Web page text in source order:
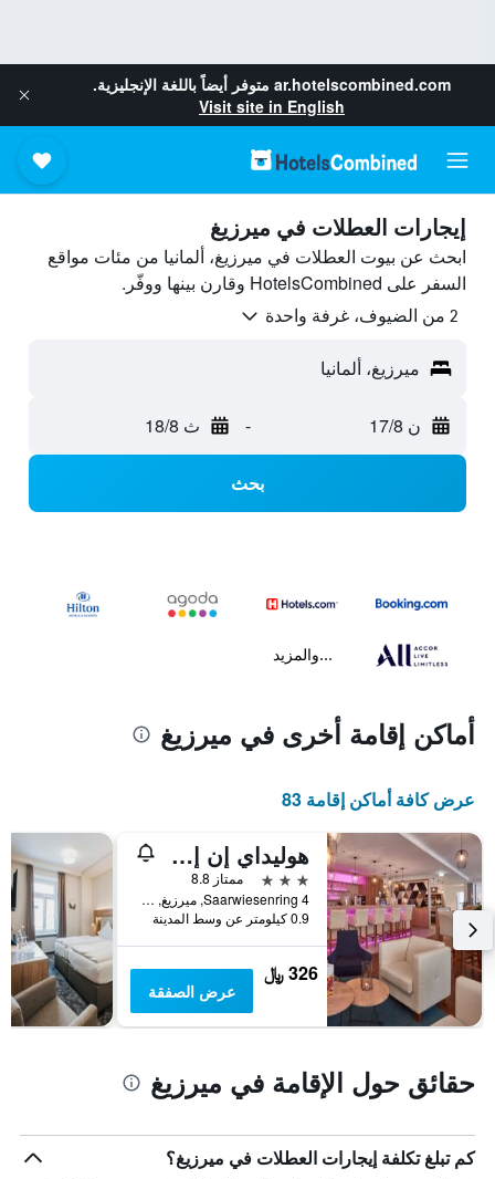
ar.hotelscombined.com متوفر أيضاً باللغة الإنجليزية.
Visit site in English
إيجارات العطلات في ميرزيغ
ابحث عن بيوت العطلات في ميرزيغ، ألمانيا من مئات مواقع
السفر على HotelsCombined وقارن بينها ووفّر.
2 من الضيوف، غرفة واحدة
ميرزيغ، ألمانيا
ن 17/8 - ث 18/8
بحث
...والمزيد
أماكن إقامة أخرى في ميرزيغ
عرض كافة أماكن إقامة 83
هوليداي إن إكسبرس ميارتزي جي بٓي آيتش جي
3 نجوم
ممتاز 8.8
Saarwiesenring 4, ميرزيغ, سارلاند, ألمانيا
0.9 كيلومتر عن وسط المدينة
326 ﷼
عرض الصفقة
حقائق حول الإقامة في ميرزيغ
كم تبلغ تكلفة إيجارات العطلات في ميرزيغ؟